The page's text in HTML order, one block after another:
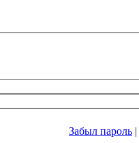
Забыл пароль |